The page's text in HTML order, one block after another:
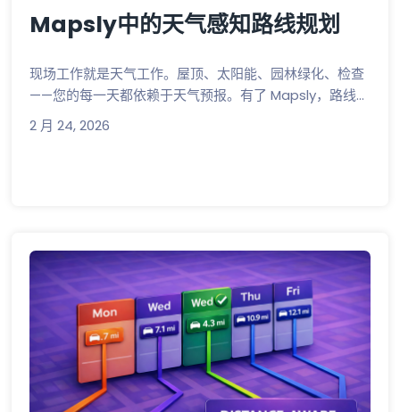
Mapsly中的天气感知路线规划
现场工作就是天气工作。屋顶、太阳能、园林绿化、检查
——您的每一天都依赖于天气预报。有了 Mapsly，路线...
2 月 24, 2026